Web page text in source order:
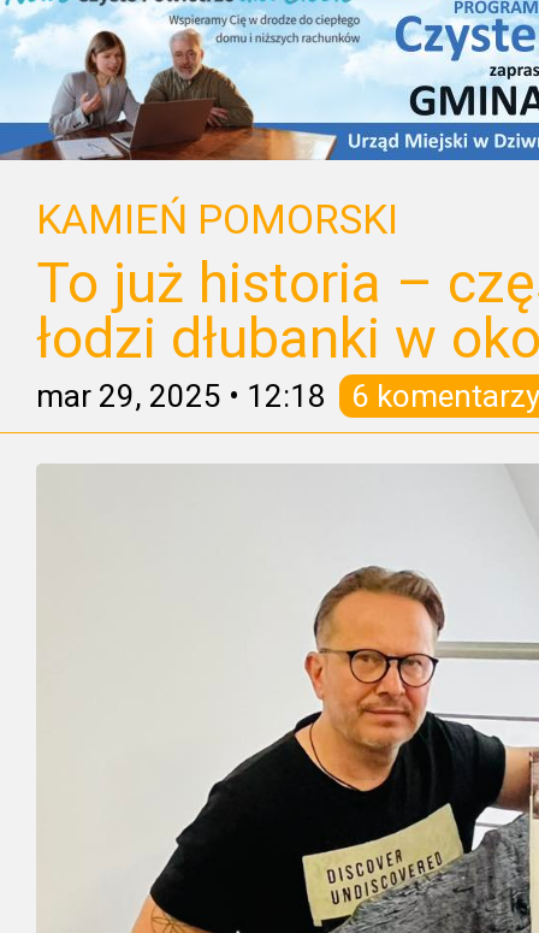
KAMIEŃ POMORSKI
To już historia –
łodzi dłubanki w
mar 29, 2025 • 12:18 6 komentarzy